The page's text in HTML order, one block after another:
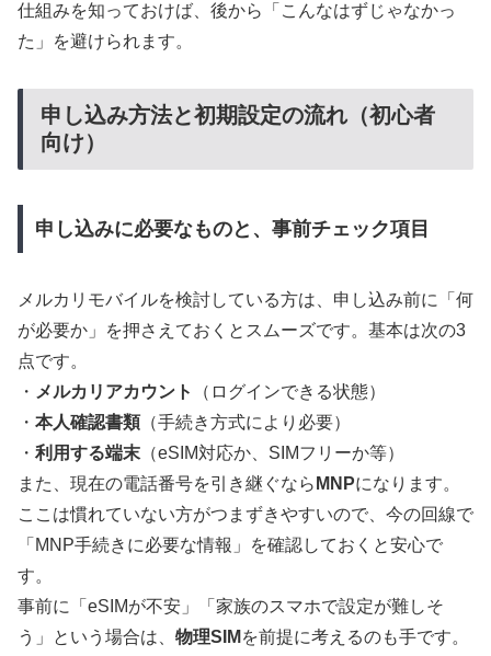
仕組みを知っておけば、後から「こんなはずじゃなかっ
た」を避けられます。
申し込み方法と初期設定の流れ（初心者
向け）
申し込みに必要なものと、事前チェック項目
メルカリモバイルを検討している方は、申し込み前に「何
が必要か」を押さえておくとスムーズです。基本は次の3
点です。
・ メルカリアカウント
（ログインできる状態）
・ 本人確認書類（手続き方式により必要）
・ 利用する端末 （eSIM対応か、SIMフリーか等）
また、現在の電話番号を引き継ぐなら MNPになります。
ここは慣れていない方がつまずきやすいので、今の回線で
「MNP手続きに必要な情報」を確認しておくと安心で
す。
事前に「eSIMが不安」「家族のスマホで設定が難しそ
う」という場合は、 物理SIM を前提に考えるのも手です。